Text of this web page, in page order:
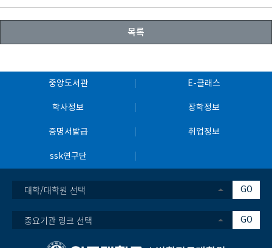
목록
중앙도서관 E-클래스
학사정보 장학정보
증명서발급 취업정보
ssk연구단
대학/대학원 선택 GO
중요기관 링크 선택 GO